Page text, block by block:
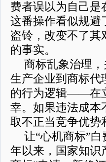
费者误以为自己是
这番操作看似规避
盗铃，改变不了其
的事实。
商标乱象治理
生产企业到商标代
的行为逻辑——在
幸。如果违法成本
取不正当竞争优势
让“心机商标”
年以来，国家知识